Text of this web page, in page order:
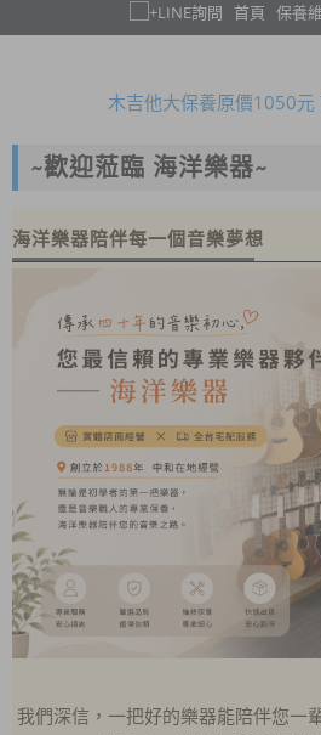
首頁 保養
專業鋼琴到府調音
木吉他大保養原價1050元
暑假限定!購買
專業鋼琴到府調音
~歡迎蒞臨 海洋樂器~
海洋樂器陪伴每一個音樂夢想
我們深信，一把好的樂器能陪伴您一